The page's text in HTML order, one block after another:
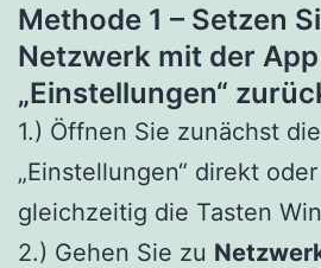
Methode 1 – Setzen
Netzwerk mit der App
„Einstellungen“
1.) Öffnen Sie zunächst
„Einstellungen“ direkt
gleichzeitig die Tasten
2.) Gehen Sie zu